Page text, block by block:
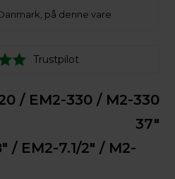
på denne vare
Trustpilot
/ EM2-330 / M2-330
37"
/ EM2-7.1/2" / M2-